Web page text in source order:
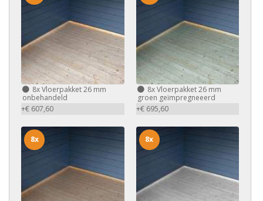
8xVloerpakket 26 mm
onbehandeld
+€ 607,60
8xVloerpakket 26 mm
groen geïmpregneeerd
+€ 695,60
8x 8x